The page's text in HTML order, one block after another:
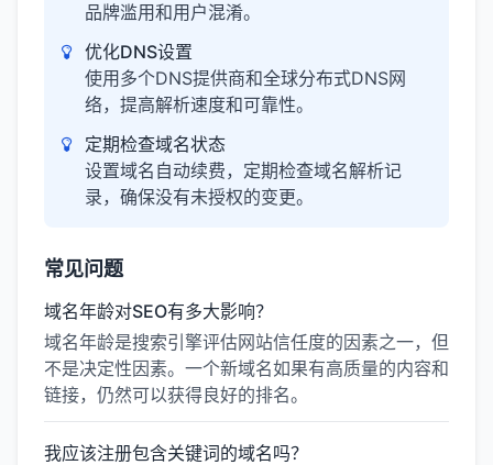
品牌滥用和用户混淆。
优化DNS设置
使用多个DNS提供商和全球分布式DNS网
络，提高解析速度和可靠性。
定期检查域名状态
设置域名自动续费，定期检查域名解析记
录，确保没有未授权的变更。
常见问题
域名年龄对SEO有多大影响？
域名年龄是搜索引擎评估网站信任度的因素之一，但
不是决定性因素。一个新域名如果有高质量的内容和
链接，仍然可以获得良好的排名。
我应该注册包含关键词的域名吗？